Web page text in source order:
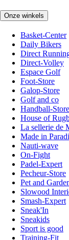
Onze winkels
Basket-Center
Daily Bikers
Direct
Direct-Volley
Espace Golf
Foot-Store
Galop-Store
Golf and co
Handball-Store
House of
La sellerie de
Made in
Nauti-wave
On-Fight
Padel-Expert
Pecheur-Store
Pet and
Slowood
Smash-Expert
Sneak'In
Sneakids
Sport is good
Training-Fit